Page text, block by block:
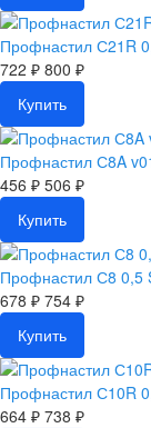
Профнастил С21R
722 ₽ 800 ₽
Купить
Профнастил С8A
456 ₽ 506 ₽
Купить
Профнастил С8 0,5
678 ₽ 754 ₽
Купить
Профнастил С10R
664 ₽ 738 ₽